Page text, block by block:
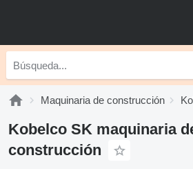
Maquinaria de construcción
Kobelco SK maquinaria
construcción